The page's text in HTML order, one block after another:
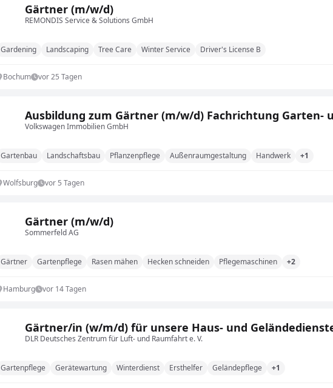
Gärtner (m/w/d)
REMONDIS Service & Solutions GmbH
Gardening Landscaping Tree Care Winter Service Driver's License B
Bochum vor 25 Tagen
Ausbildung zum Gärtner (m/w/d) Fachrichtung Garten-
Volkswagen Immobilien GmbH
Gartenbau Landschaftsbau Pflanzenpflege Außenraumgestaltung Handwerk +1
Wolfsburg vor 5 Tagen
Gärtner (m/w/d)
Sommerfeld AG
Gärtner Gartenpflege Rasen mähen Hecken schneiden Pflegemaschinen +2
Hamburg vor 14 Tagen
Gärtner/in (w/m/d) für unsere Haus- und
DLR Deutsches Zentrum für Luft- und Raumfahrt e. V.
Gartenpflege Gerätewartung Winterdienst Ersthelfer Geländepflege +1